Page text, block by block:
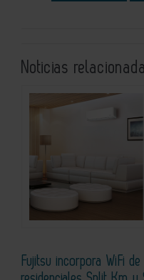
Noticias
Fujitsu incorpora WiFi